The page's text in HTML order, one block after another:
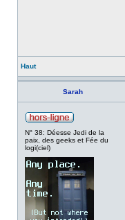
Haut
Sarah
N° 38: Déesse Jedi de la
paix, des geeks et Fée du
logi(ciel)